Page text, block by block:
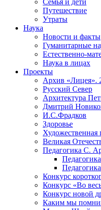
Путешествие
Утраты
Наука
Новости и факты
Гуманитарные
Естественно-
Наука в лицах
Проекты
Архив «Лицея».
Русский Север
Архитектура
Дмитрий
И.С.Фрадков
Здоровье
Великая
Педагогика С.
Конкурс
Конкурс «Во
Конкурс новой
Каким мы